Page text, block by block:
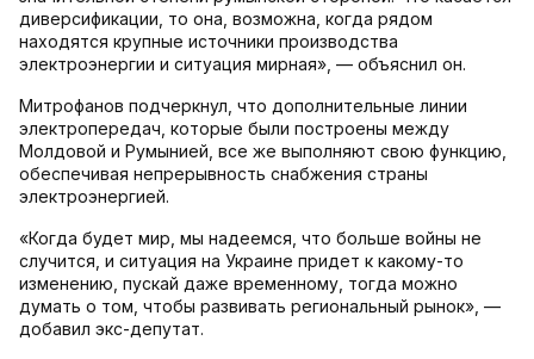
диверсификации, то она, возможна, когда рядом
находятся крупные источники производства
электроэнергии и ситуация мирная», — объяснил он.
Митрофанов подчеркнул, что дополнительные линии
электропередач, которые были построены между
Молдовой и Румынией, все же выполняют свою функцию,
обеспечивая непрерывность снабжения страны
электроэнергией.
«Когда будет мир, мы надеемся, что больше войны не
случится, и ситуация на Украине придет к какому-то
изменению, пускай даже временному, тогда можно
думать о том, чтобы развивать региональный рынок», —
добавил экс-депутат.